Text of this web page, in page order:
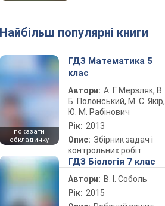
Найбільш популярні книги
показати
обкладинку
ГДЗ Математика 5
клас
Автори: А. Г. Мерзляк, В.
Б. Полонський, М. С. Якір,
Ю. М. Рабінович
Рік: 2013
Опис: Збірник задач і
контрольних робіт
ГДЗ Біологія 7 клас
Автори: В. І. Соболь
Рік: 2015